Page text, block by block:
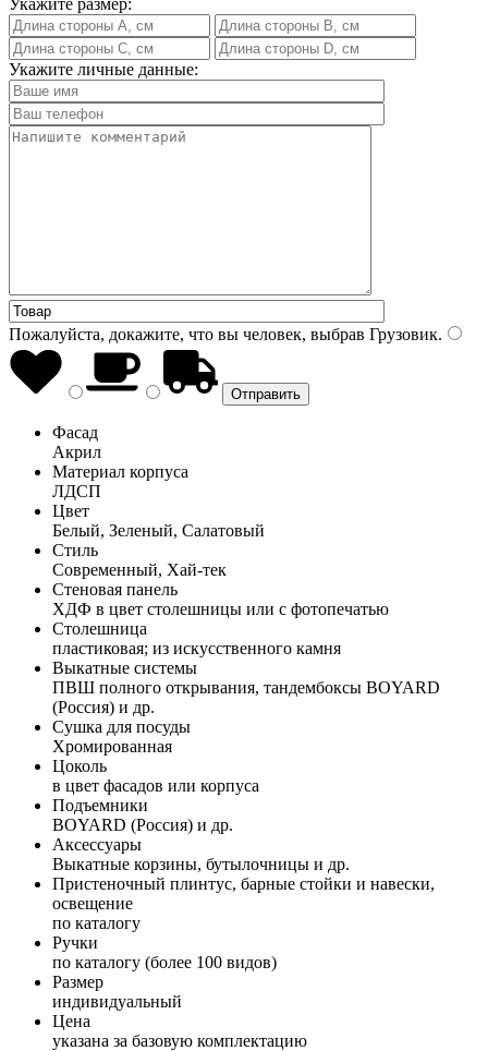
Укажите личные данные:
Пожалуйста, докажите, что вы человек, выбрав Грузовик.
Фасад
Акрил
Материал корпуса
ЛДСП
Цвет
Белый, Зеленый, Салатовый
Стиль
Современный, Хай-тек
Стеновая панель
ХДФ в цвет столешницы или с фотопечатью
Столешница
пластиковая; из искусственного камня
Выкатные системы
ПВШ полного открывания, тандембоксы BOYARD
(Россия) и др.
Сушка для посуды
Хромированная
Цоколь
в цвет фасадов или корпуса
Подъемники
BOYARD (Россия) и др.
Аксессуары
Выкатные корзины, бутылочницы и др.
Пристеночный плинтус, барные стойки и навески,
освещение
по каталогу
Ручки
по каталогу (более 100 видов)
Размер
индивидуальный
Цена
указана за базовую комплектацию